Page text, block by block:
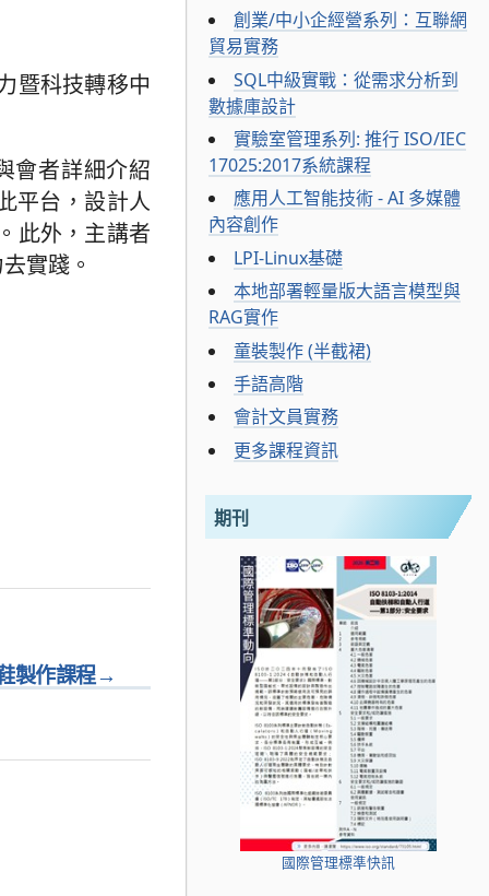
暨科技轉移中
會者詳細介紹
平台，設計人
此外，主講者
實踐。
→
製作課程
創業/中小企經營系列：互聯網
貿易實務
SQL中級實戰：從需求分析到
數據庫設計
實驗室管理系列: 推行 ISO/IEC
17025:2017系統課程
應用人工智能技術 - AI 多媒體
內容創作
LPI-Linux基礎
本地部署輕量版大語言模型與
RAG實作
童裝製作 (半截裙)
手語高階
會計文員實務
更多課程資訊
期刊
國際管理標準快訊